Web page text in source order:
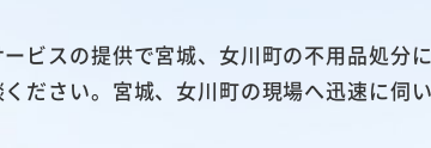
ビスの提供で宮城、女川町の不用品処分
ださい。宮城、女川町の現場へ迅速に伺